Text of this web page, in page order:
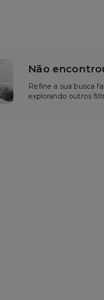
Não
Refine a sua busca
explorando outros